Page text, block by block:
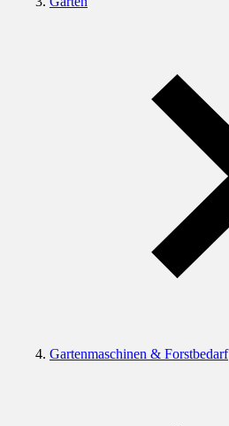
Gartenmaschinen & Forstbedarf